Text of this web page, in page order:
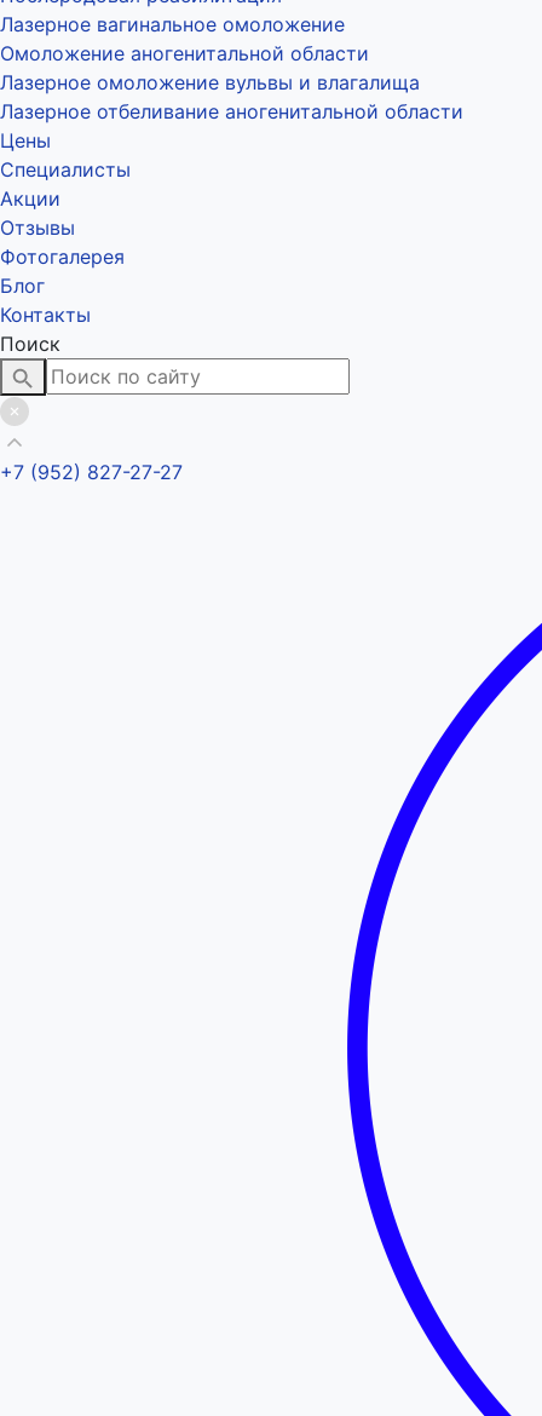
Лазерное вагинальное омоложение
Омоложение аногенитальной области
Лазерное омоложение вульвы и влагалища
Лазерное отбеливание аногенитальной области
Цены
Специалисты
Акции
Отзывы
Фотогалерея
Блог
Контакты
Поиск
+7 (952) 827-27-27